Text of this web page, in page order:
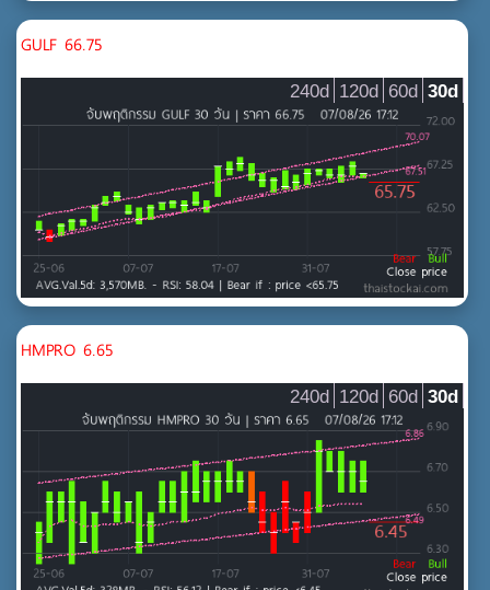
GULF 66.75
30d
60d
120d
240d
HMPRO 6.65
30d
60d
120d
240d